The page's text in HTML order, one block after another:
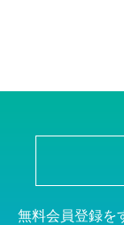
無料会員登録を